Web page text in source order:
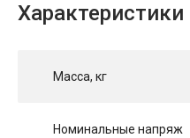
Характеристики
Масса, кг
Номинальные напряж